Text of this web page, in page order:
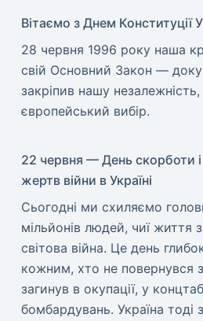
Вітаємо з Днем Конституції
​28 червня 1996 року наша
свій Основний Закон —
закріпив нашу
європейський вибір.
22 червня — День скорботи
жертв війни в Україні
​Сьогодні ми схиляємо
мільйонів людей, чиї життя
світова війна. Це день
кожним, хто не повернувся
загинув в окупації, у
бомбардувань. Україна тоді